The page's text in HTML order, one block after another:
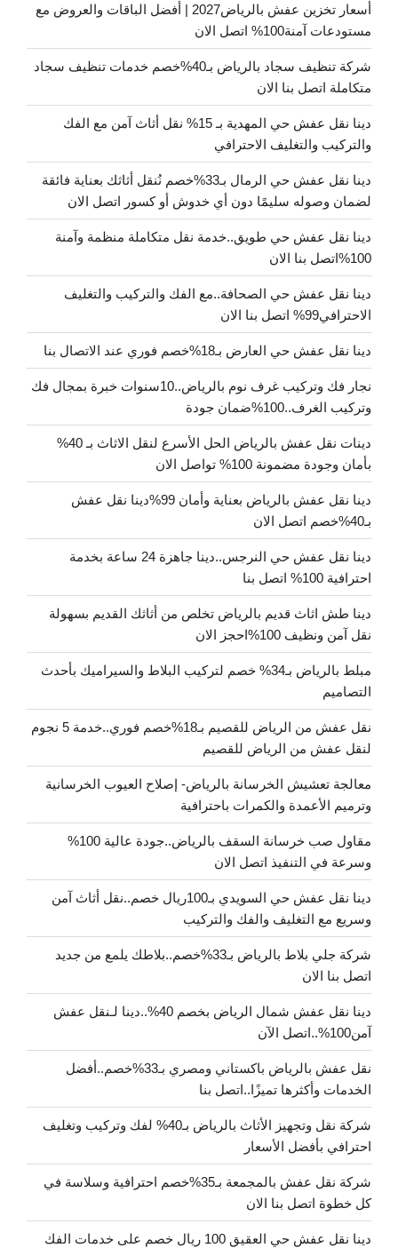
أسعار تخزين عفش بالرياض2027 | أفضل الباقات والعروض مع
مستودعات آمنة100% اتصل الان
شركة تنظيف سجاد بالرياض بـ40%خصم خدمات تنظيف سجاد
متكاملة اتصل بنا الان
دينا نقل عفش حي المهدية بـ 15% نقل أثاث آمن مع الفك
والتركيب والتغليف الاحترافي
دينا نقل عفش حي الرمال بـ33%خصم نُنقل أثاثك بعناية فائقة
لضمان وصوله سليمًا دون أي خدوش أو كسور اتصل الان
دينا نقل عفش حي طويق..خدمة نقل متكاملة منظمة وآمنة
100%اتصل بنا الان
دينا نقل عفش حي الصحافة..مع الفك والتركيب والتغليف
الاحترافي99% اتصل بنا الان
دينا نقل عفش حي العارض بـ18%خصم فوري عند الاتصال بنا
نجار فك وتركيب غرف نوم بالرياض..10سنوات خبرة بمجال فك
وتركيب الغرف..100%ضمان جودة
دينات نقل عفش بالرياض الحل الأسرع لنقل الاثاث بـ 40%
بأمان وجودة مضمونة 100% تواصل الان
دينا نقل عفش بالرياض بعناية وأمان 99%دينا نقل عفش
بـ40%خصم اتصل الان
دينا نقل عفش حي النرجس..دينا جاهزة 24 ساعة بخدمة
احترافية 100% اتصل بنا
دينا طش اثاث قديم بالرياض تخلص من أثاثك القديم بسهولة
نقل آمن ونظيف 100%احجز الان
مبلط بالرياض بـ34% خصم لتركيب البلاط والسيراميك بأحدث
التصاميم
نقل عفش من الرياض للقصيم بـ18%خصم فوري..خدمة 5 نجوم
لنقل عفش من الرياض للقصيم
معالجة تعشيش الخرسانة بالرياض- إصلاح العيوب الخرسانية
وترميم الأعمدة والكمرات باحترافية
مقاول صب خرسانة السقف بالرياض..جودة عالية 100%
وسرعة في التنفيذ اتصل الان
دينا نقل عفش حي السويدي بـ100ريال خصم..نقل أثاث آمن
وسريع مع التغليف والفك والتركيب
شركة جلي بلاط بالرياض بـ33%خصم..بلاطك يلمع من جديد
اتصل بنا الان
دينا نقل عفش شمال الرياض بخصم 40%..دينا لـنقل عفش
آمن100%..اتصل الآن
نقل عفش بالرياض باكستاني ومصري بـ33%خصم..أفضل
الخدمات وأكثرها تميزًا..اتصل بنا
شركة نقل وتجهيز الأثاث بالرياض بـ40% لفك وتركيب وتغليف
احترافي بأفضل الأسعار
شركة نقل عفش بالمجمعة بـ35%خصم احترافية وسلاسة في
كل خطوة اتصل بنا الان
دينا نقل عفش حي العقيق 100 ريال خصم على خدمات الفك